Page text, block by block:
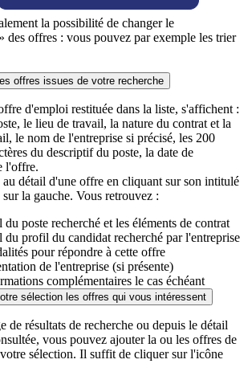
la possibilité de changer le
des offres : vous pouvez par exemple les trier
offres issues de votre recherche
d'emploi restituée dans la liste, s'affichent :
le lieu de travail, la nature du contrat et la
le nom de l'entreprise si précisé, les 200
du descriptif du poste, la date de
l'offre.
au détail d'une offre en cliquant sur son intitulé
la gauche. Vous retrouvez :
du poste recherché et les éléments de contrat
du profil du candidat recherché par l'entreprise
pour répondre à cette offre
de l'entreprise (si présente)
complémentaires le cas échéant
sélection les offres qui vous intéressent
de résultats de recherche ou depuis le détail
vous pouvez ajouter la ou les offres de
sélection. Il suffit de cliquer sur l'icône